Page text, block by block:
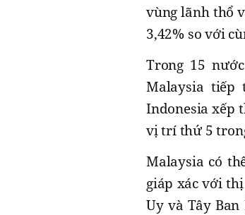
vùng lãnh thổ
3,42% so với
Trong 15
Malaysia
Indonesia xếp
vị trí thứ 5
Malaysia có
giáp xác với
Uy và Tây